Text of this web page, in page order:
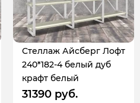
Стеллаж Айсберг Лофт
240*182-4 белый дуб
крафт белый
31390 руб.